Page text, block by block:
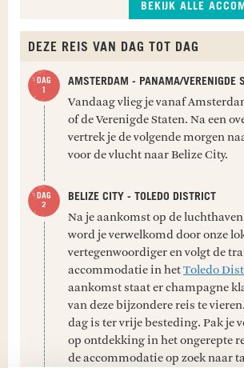
BEKIJK ALLE
DEZE REIS VAN DAG TOT DAG
AMSTERDAM - PANAMA/VERENIGDE
Vandaag vlieg je vanaf
of de Verenigde Staten. Na een
vertrek je de volgende morgen
voor de vlucht naar Belize City.
BELIZE CITY - TOLEDO DISTRICT
Na je aankomst op de
word je verwelkomd door onze
vertegenwoordiger en volgt de
accommodatie in hetToledo
aankomst staat er champagne
van deze bijzondere reis te
dag is ter vrije besteding. Pak je
op ontdekking in het ongerepte
de accommodatie op zoek naar